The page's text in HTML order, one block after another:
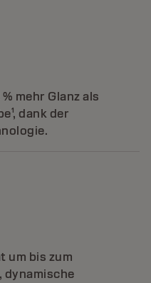
mehr Glanz als
dank der
um bis zum
dynamische